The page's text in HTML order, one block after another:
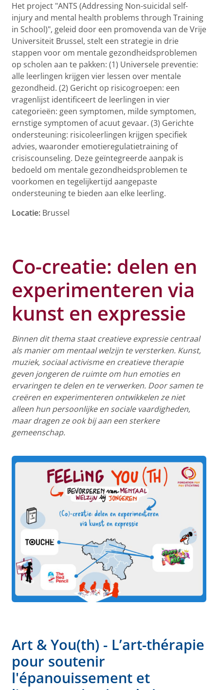
Het project "ANTS (Addressing Non-suicidal self-
injury and mental health problems through Training
in School)", geleid door een promovenda van de Vrije
Universiteit Brussel, stelt een strategie in drie
stappen voor om mentale gezondheidsproblemen
op scholen aan te pakken: (1) Universele preventie:
alle leerlingen krijgen vier lessen over mentale
gezondheid. (2) Gericht op risicogroepen: een
vragenlijst identificeert de leerlingen in vier
categorieën: geen symptomen, milde symptomen,
ernstige symptomen of acuut gevaar. (3) Gerichte
ondersteuning: risicoleerlingen krijgen specifiek
advies, waaronder emotieregulatietraining of
crisiscounseling. Deze geïntegreerde aanpak is
bedoeld om mentale gezondheidsproblemen te
voorkomen en tegelijkertijd aangepaste
ondersteuning te bieden aan elke leerling.
Locatie: Brussel
Co-creatie: delen en
experimenteren via
kunst en expressie
Binnen dit thema staat creatieve expressie centraal
als manier om mentaal welzijn te versterken. Kunst,
muziek, sociaal activisme en creatieve therapie
geven jongeren de ruimte om hun emoties en
ervaringen te delen en te verwerken. Door samen te
creëren en experimenteren ontwikkelen ze niet
alleen hun persoonlijke en sociale vaardigheden,
maar dragen ze ook bij aan een sterkere
gemeenschap.
Art & You(th) - L’art-thérapie
pour soutenir
l'épanouissement et